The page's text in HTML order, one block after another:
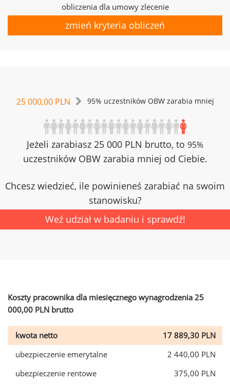
obliczenia dla umowy zlecenie
zmień kryteria obliczeń
25 000,00 PLN 95% uczestników OBW zarabia mniej
Jeżeli zarabiasz 25 000 PLN brutto, to 95%
uczestników OBW zarabia mniej od Ciebie.
Chcesz wiedzieć, ile powinieneś zarabiać na swoim
stanowisku?
Weź udział w badaniu i sprawdź!
Koszty pracownika dla miesięcznego wynagrodzenia 25
000,00 PLN brutto
kwota netto
17 889,30 PLN
ubezpieczenie emerytalne
2 440,00 PLN
ubezpieczenie rentowe
375,00 PLN